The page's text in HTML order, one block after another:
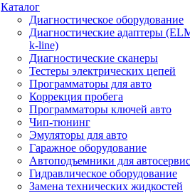
Каталог
Диагностическое оборудование
Диагностические адаптеры
k-line)
Диагностические сканеры
Тестеры электрических цепей
Программаторы для авто
Коррекция пробега
Программаторы ключей авто
Чип-тюнинг
Эмуляторы для авто
Гаражное оборудование
Автоподъемники для
Гидравлическое оборудование
Замена технических жидкостей